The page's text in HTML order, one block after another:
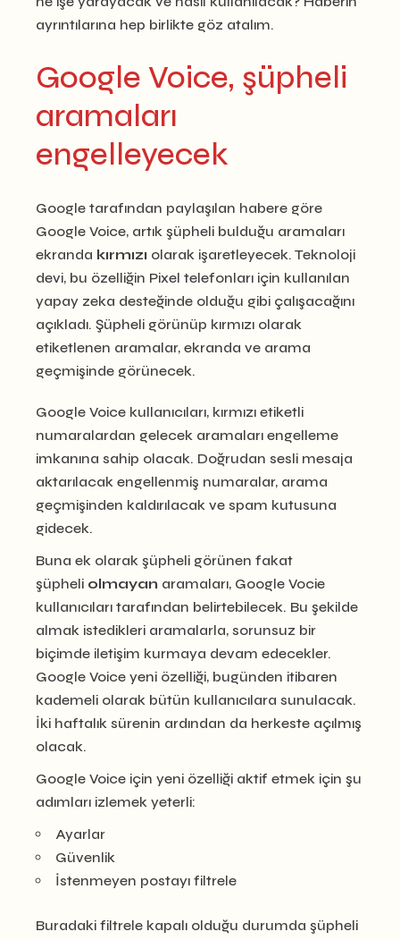
ayrıntılarına hep birlikte göz atalım.
Google Voice, şüpheli
aramaları
engelleyecek
Google tarafından paylaşılan habere göre
Google Voice, artık şüpheli bulduğu aramaları
ekranda kırmızı olarak işaretleyecek. Teknoloji
devi, bu özelliğin Pixel telefonları için kullanılan
yapay zeka desteğinde olduğu gibi çalışacağını
açıkladı. Şüpheli görünüp kırmızı olarak
etiketlenen aramalar, ekranda ve arama
geçmişinde görünecek.
Google Voice kullanıcıları, kırmızı etiketli
numaralardan gelecek aramaları engelleme
imkanına sahip olacak. Doğrudan sesli mesaja
aktarılacak engellenmiş numaralar, arama
geçmişinden kaldırılacak ve spam kutusuna
gidecek.
Buna ek olarak şüpheli görünen fakat
şüpheli olmayan aramaları, Google Vocie
kullanıcıları tarafından belirtebilecek. Bu şekilde
almak istedikleri aramalarla, sorunsuz bir
biçimde iletişim kurmaya devam edecekler.
Google Voice yeni özelliği, bugünden itibaren
kademeli olarak bütün kullanıcılara sunulacak.
İki haftalık sürenin ardından da herkeste açılmış
olacak.
Google Voice için yeni özelliği aktif etmek için şu
adımları izlemek yeterli:
Ayarlar
Güvenlik
İstenmeyen postayı filtrele
Buradaki filtrele kapalı olduğu durumda şüpheli